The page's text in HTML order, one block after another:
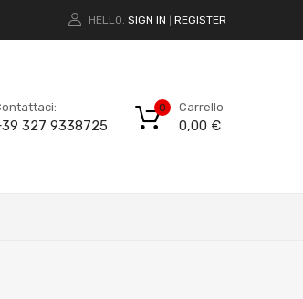
HELLO. SIGN IN REGISTER
327 9338725
Carrello
0,00 €
0